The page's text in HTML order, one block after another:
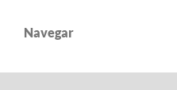
Navegar